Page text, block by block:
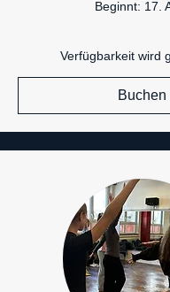
Beginnt: 17.
Verfügbarkeit wird
Buchen